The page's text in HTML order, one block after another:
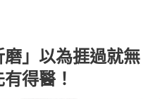
」以為捱過就無
得醫！